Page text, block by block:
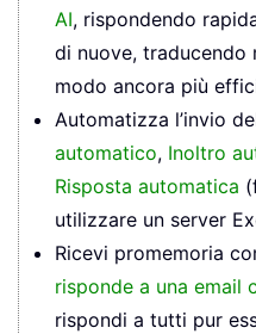
AI, rispondendo
di nuove, traducendo
modo ancora più
Automatizza l’invio
automatico, Inoltro
Risposta automatica
utilizzare un server
Ricevi promemoria
risponde a una email
rispondi a tutti pur